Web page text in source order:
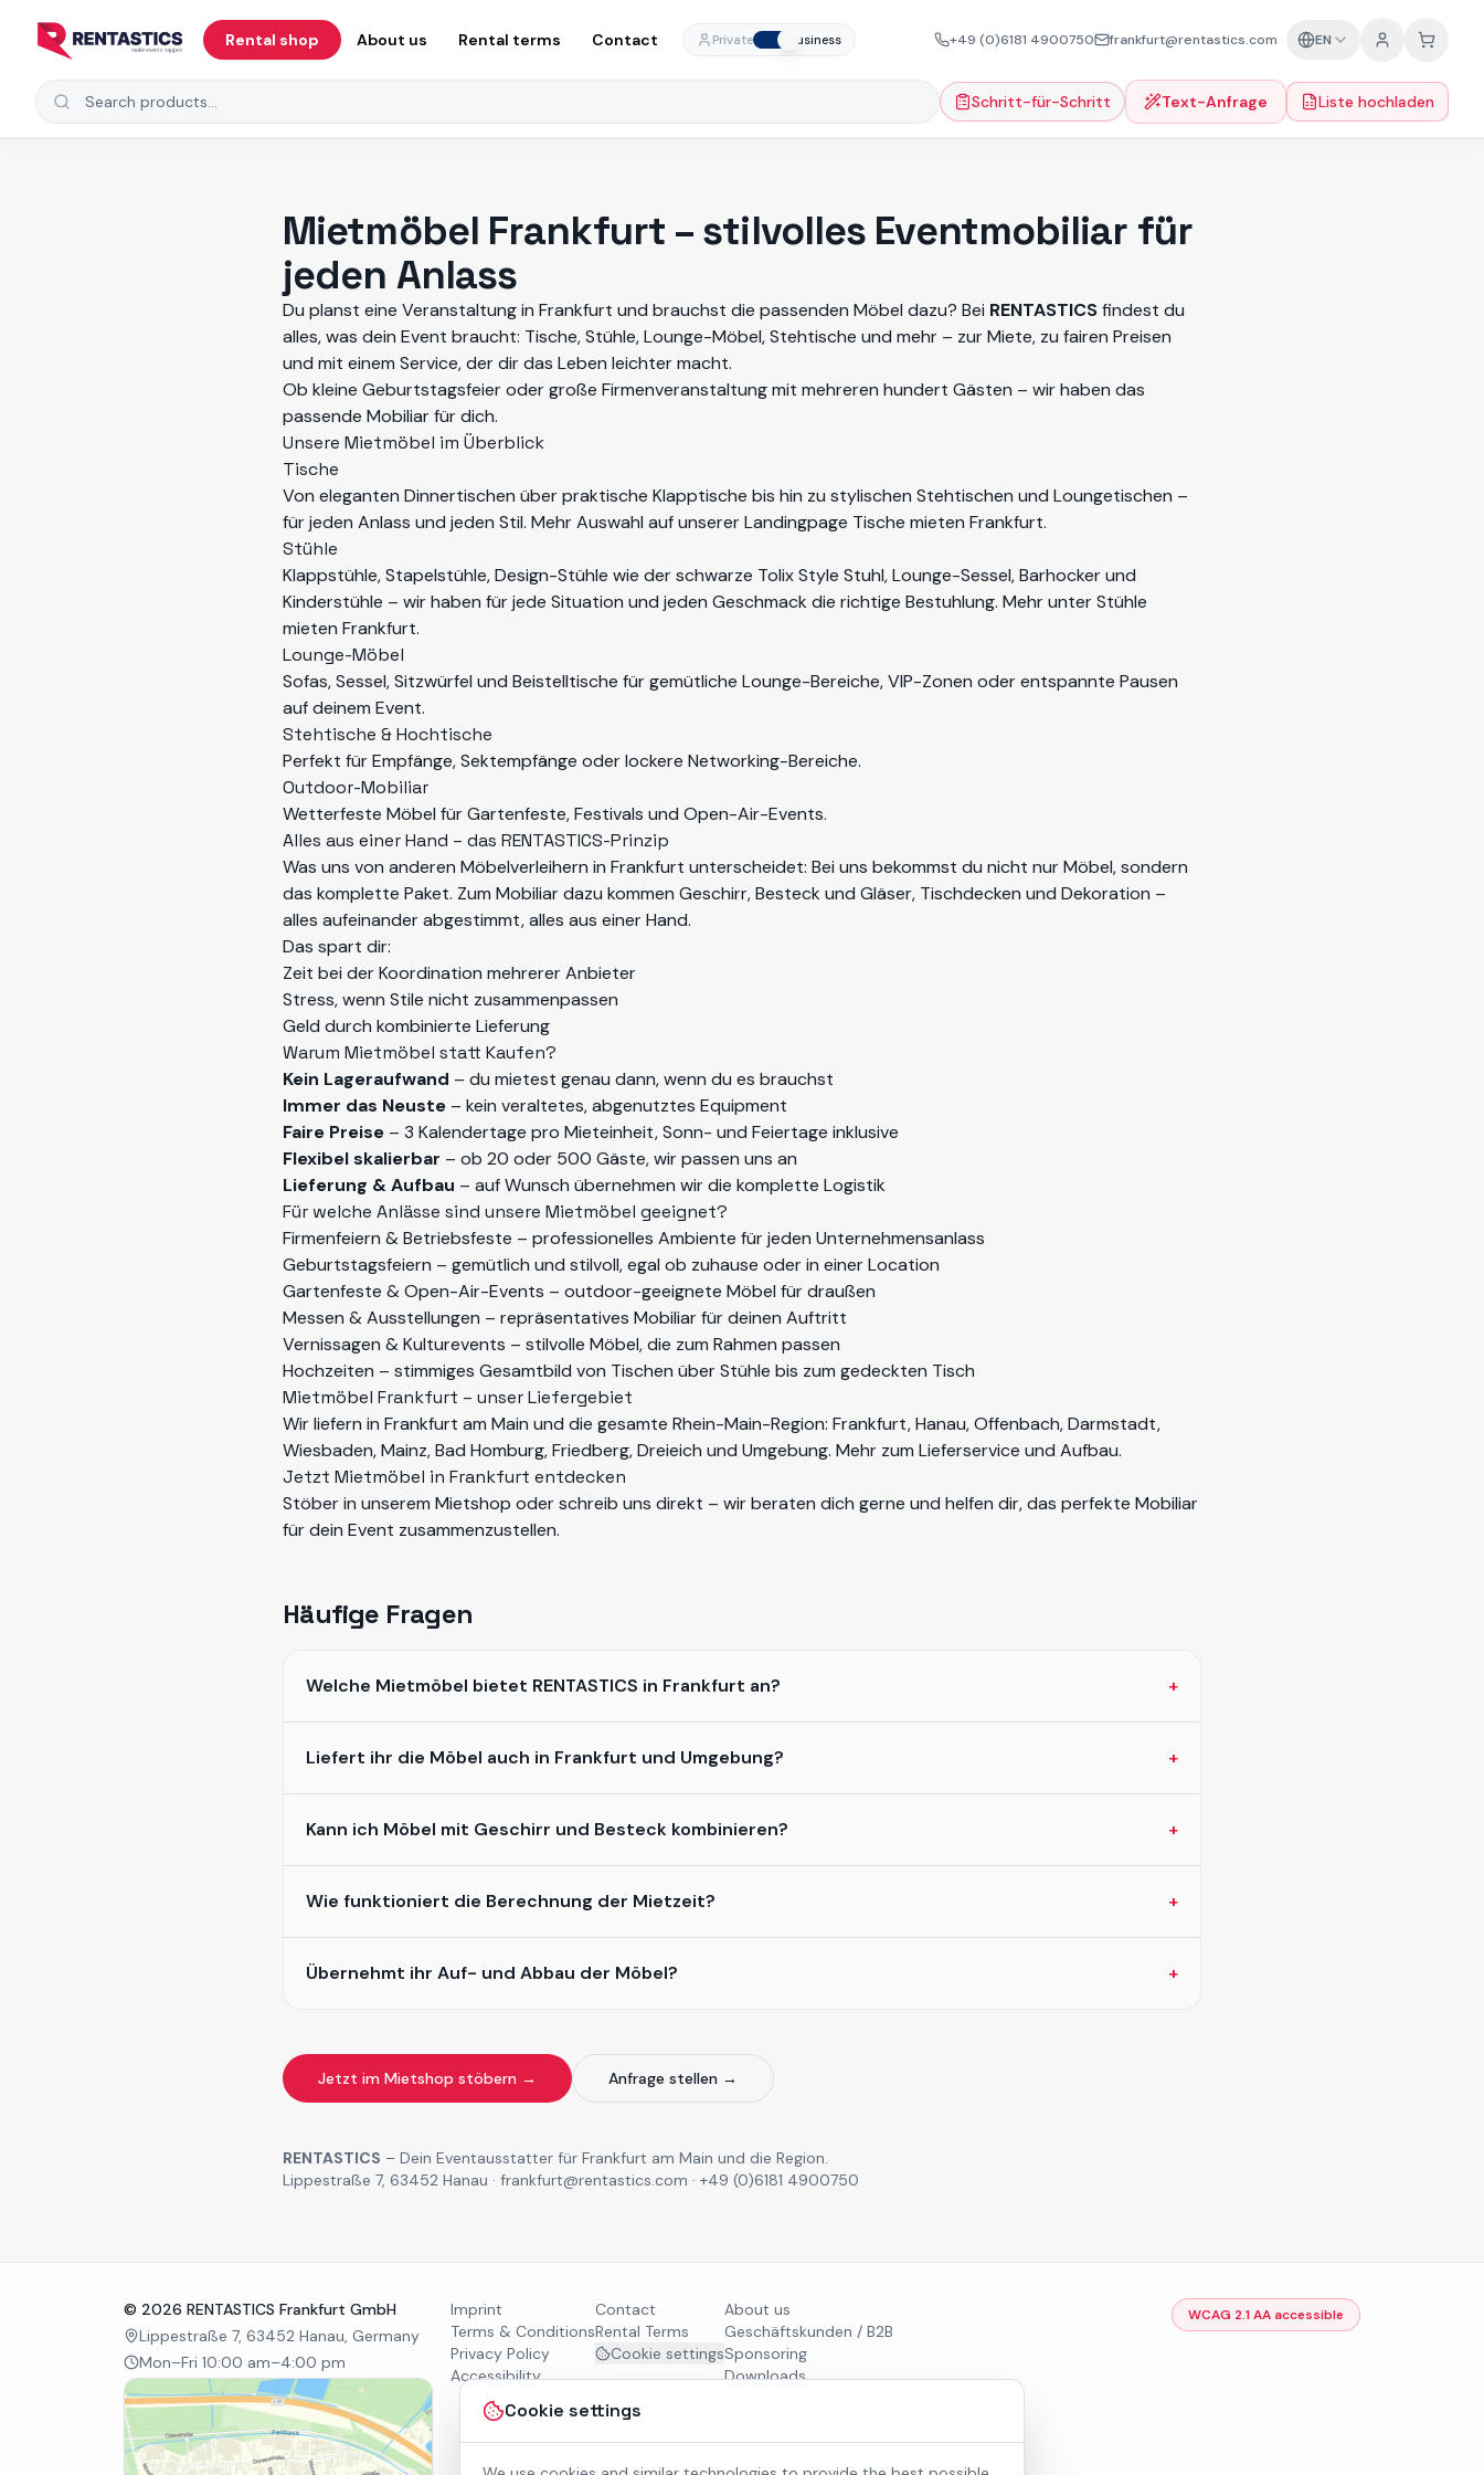
Cookie settings
Rental shop About us Rental terms Contact Private Business +49 (0)6181 4900750 frankfurt@rentastics.com EN
Search products Schritt-für-Schritt Text-Anfrage Liste hochladen
Mietmöbel Frankfurt – stilvolles Eventmobiliar für
jeden Anlass
Du planst eine Veranstaltung in Frankfurt und brauchst die passenden Möbel dazu? Bei RENTASTICSfindest du
alles, was dein Event braucht: Tische, Stühle, Lounge-Möbel, Stehtische und mehr – zur Miete, zu fairen Preisen
und mit einem Service, der dir das Leben leichter macht.
Ob kleine Geburtstagsfeier oder große Firmenveranstaltung mit mehreren hundert Gästen – wir haben das
passende Mobiliar für dich.
Unsere Mietmöbel im Überblick
Tische
Von eleganten Dinnertischen über praktische Klapptische bis hin zu stylischen Stehtischen und Loungetischen –
für jeden Anlass und jeden Stil. Mehr Auswahl auf unserer Landingpage Tische mieten Frankfurt.
Stühle
Klappstühle, Stapelstühle, Design-Stühle wie der schwarze Tolix Style Stuhl, Lounge-Sessel, Barhocker und
Kinderstühle – wir haben für jede Situation und jeden Geschmack die richtige Bestuhlung. Mehr unterStühle
mieten Frankfurt.
Lounge-Möbel
Sofas, Sessel, Sitzwürfel und Beistelltische für gemütliche Lounge-Bereiche, VIP-Zonen oder entspannte Pausen
auf deinem Event.
Stehtische & Hochtische
Perfekt für Empfänge, Sektempfänge oder lockere Networking-Bereiche.
Outdoor-Mobiliar
Wetterfeste Möbel für Gartenfeste, Festivals und Open-Air-Events.
Alles aus einer Hand – das RENTASTICS-Prinzip
Was uns von anderen Möbelverleihern in Frankfurt unterscheidet: Bei uns bekommst du nicht nur Möbel, sondern
das komplette Paket. Zum Mobiliar dazu kommen Geschirr, Besteck und Gläser, Tischdecken und Dekoration –
alles aufeinander abgestimmt, alles aus einer Hand.
Das spart dir:
Zeit bei der Koordination mehrerer Anbieter
Stress, wenn Stile nicht zusammenpassen
Geld durch kombinierte Lieferung
Warum Mietmöbel statt Kaufen?
Kein Lageraufwand – du mietest genau dann, wenn du es brauchst
Immer das Neuste – kein veraltetes, abgenutztes Equipment
Faire Preise – 3 Kalendertage pro Mieteinheit, Sonn- und Feiertage inklusive
Flexibel skalierbar – ob 20 oder 500 Gäste, wir passen uns an
Lieferung & Aufbau – auf Wunsch übernehmen wir die komplette Logistik
Für welche Anlässe sind unsere Mietmöbel geeignet?
Firmenfeiern & Betriebsfeste – professionelles Ambiente für jeden Unternehmensanlass
Geburtstagsfeiern – gemütlich und stilvoll, egal ob zuhause oder in einer Location
Gartenfeste & Open-Air-Events – outdoor-geeignete Möbel für draußen
Messen & Ausstellungen – repräsentatives Mobiliar für deinen Auftritt
Vernissagen & Kulturevents – stilvolle Möbel, die zum Rahmen passen
Hochzeiten – stimmiges Gesamtbild von Tischen über Stühle bis zum gedeckten Tisch
Mietmöbel Frankfurt – unser Liefergebiet
Wir liefern in Frankfurt am Main und die gesamte Rhein-Main-Region: Frankfurt, Hanau, Offenbach, Darmstadt,
Wiesbaden, Mainz, Bad Homburg, Friedberg, Dreieich und Umgebung. Mehr zum Lieferservice und Aufbau.
Jetzt Mietmöbel in Frankfurt entdecken
Stöber in unserem Mietshop oder schreib uns direkt – wir beraten dich gerne und helfen dir, das perfekte Mobiliar
für dein Event zusammenzustellen.
Häufige Fragen
Welche Mietmöbel bietet RENTASTICS in Frankfurt an? +
Liefert ihr die Möbel auch in Frankfurt und Umgebung? +
Kann ich Möbel mit Geschirr und Besteck kombinieren? +
Wie funktioniert die Berechnung der Mietzeit? +
Übernehmt ihr Auf- und Abbau der Möbel? +
Jetzt im Mietshop stöbern → Anfrage stellen →
RENTASTICS – Dein Eventausstatter für Frankfurt am Main und die Region.
Lippestraße 7, 63452 Hanau · frankfurt@rentastics.com · +49 (0)6181 4900750
© 2026 RENTASTICS Frankfurt GmbH
Lippestraße 7, 63452 Hanau, Germany
Mon–Fri 10:00 am–4:00 pm
Imprint
Terms & Conditions
Privacy Policy
Accessibility
Contact
Rental Terms
Cookie settings
About us
Geschäftskunden / B2B
Sponsoring
Downloads
WCAG 2.1 AA accessible